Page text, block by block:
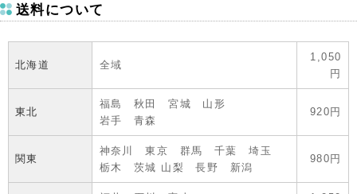
送料について
北海道 全域
1,050
円
東北
福島 秋田 宮城 山形
岩手 青森
920円
関東
神奈川 東京 群馬 千葉 埼玉
栃木 茨城 山梨 長野 新潟
980円